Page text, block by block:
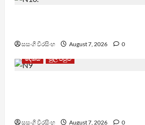
සසංගි වීරසිංහ August 7, 2026
0
දේශීය
මුල් පිටුව
සසංගි වීරසිංහ August 7, 2026 0